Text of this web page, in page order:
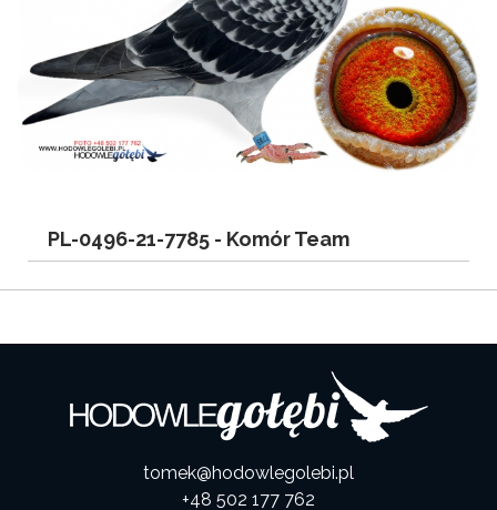
PL-0496-21-7785 - Komór Team
tomek@hodowlegolebi.pl
+48 502 177 762